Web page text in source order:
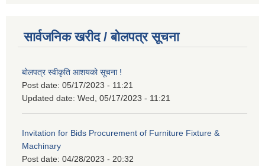
सार्वजनिक खरीद / बोलपत्र सूचना
बोलपत्र स्वीकृति आशयको सूचना !
Post date: 05/17/2023 - 11:21
Updated date: Wed, 05/17/2023 - 11:21
Invitation for Bids Procurement of Furniture Fixture &
Machinary
Post date: 04/28/2023 - 20:32